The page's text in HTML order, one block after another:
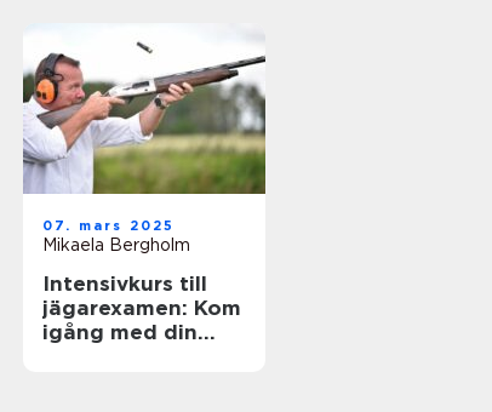
07. mars 2025
Mikaela Bergholm
Intensivkurs till
jägarexamen: Kom
igång med din